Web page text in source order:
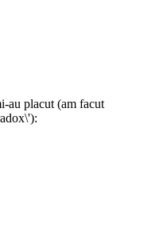
au placut (am facut